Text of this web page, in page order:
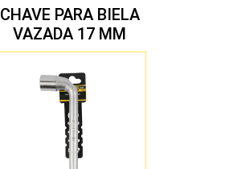
CHAVE PARA BIELA
VAZADA 17 MM